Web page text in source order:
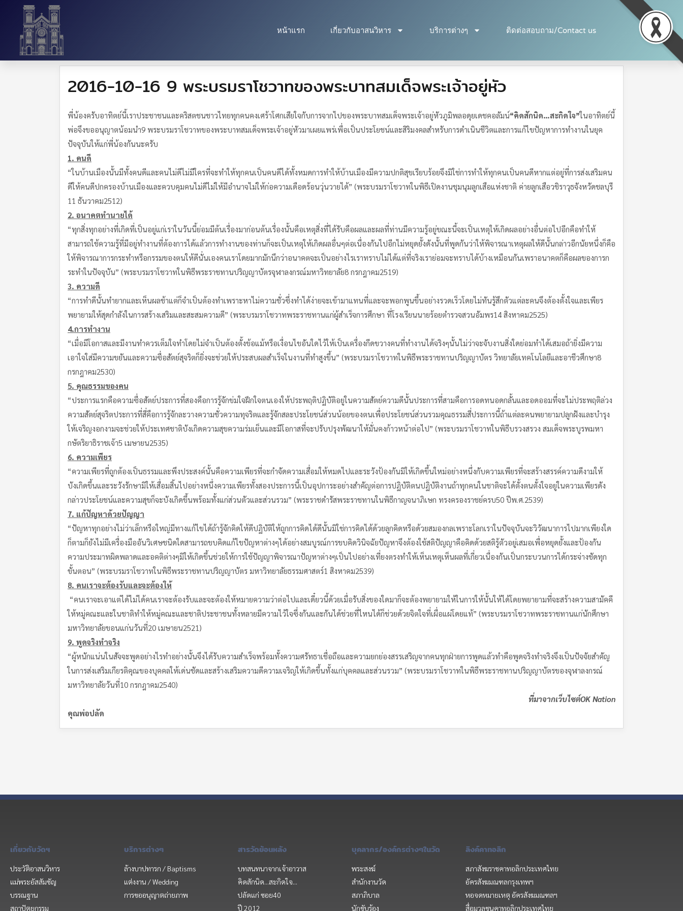
หน้าแรก เกี่ยวกับอาสนวิหาร บริการต่างๆ ติดต่อสอบถาม/Contact us
2016-10-16 9 พระบรมราโชวาทของพระบาทสมเด็จพระเจ้าอยู่หัว
พี่น้องครับอาทิตย์นี้เราประชาชนและคริสตชนชาวไทยทุกคนคงเศร้าโศกเสียใจกับการจากไปของพระบาทสมเด็จพระเจ้าอยู่หัวภูมิพลอดุยเดชคอลัมน์“คิดสักนิด…สะกิดใจ”ในอาทิตย์นี้
พ่อจึงขออนุญาตน้อมนำ9 พระบรมราโชวาทของพระบาทสมเด็จพระเจ้าอยู่หัวมาเผยแพร่เพื่อเป็นประโยชน์และสิริมงคลสำหรับการดำเนินชีวิตและการแก้ไขปัญหาการทำงานในยุค
ปัจจุบันให้แก่พี่น้องกันนะครับ
1. คนดี
“ในบ้านเมืองนั้นมีทั้งคนดีและคนไม่ดีไม่มีใครที่จะทำให้ทุกคนเป็นคนดีได้ทั้งหมดการทำให้บ้านเมืองมีความปกติสุขเรียบร้อยจึงมิใช่การทำให้ทุกคนเป็นคนดีหากแต่อยู่ที่การส่งเสริมคน
ดีให้คนดีปกครองบ้านเมืองและควบคุมคนไม่ดีไม่ให้มีอำนาจไม่ให้ก่อความเดือดร้อนวุ่นวายได้” (พระบรมราโชวาทในพิธีเปิดงานชุมนุมลูกเสือแห่งชาติ ค่ายลูกเสือวชิราวุธจังหวัดชลบุรี
11 ธันวาคม2512)
2. อนาคตทำนายได้
“ทุกสิ่งทุกอย่างที่เกิดที่เป็นอยู่แก่เราในวันนี้ย่อมมีต้นเรื่องมาก่อนต้นเรื่องนั้นคือเหตุสิ่งที่ได้รับคือผลและผลที่ท่านมีความรู้อยู่ขณะนี้จะเป็นเหตุให้เกิดผลอย่างอื่นต่อไปอีกคือทำให้
สามารถใช้ความรู้ที่มีอยู่ทำงานที่ต้องการได้แล้วการทำงานของท่านก็จะเป็นเหตุให้เกิดผลอื่นๆต่อเนื่องกันไปอีกไม่หยุดยั้งดังนั้นที่พูดกันว่าให้พิจารณาเหตุผลให้ดีนั้นกล่าวอีกนัยหนึ่งก็คือ
ให้พิจารณาการกระทำหรือกรรมของตนให้ดีนั่นเองคนเราโดยมากมักนึกว่าอนาคตจะเป็นอย่างไรเราทราบไม่ได้แต่ที่จริงเราย่อมจะทราบได้บ้างเหมือนกันเพราอนาคตก็คือผลของการก
ระทำในปัจจุบัน” (พระบรมราโชวาทในพิธีพระราชทานปริญญาบัตรจุฬาลงกรณ์มหาวิทยาลัย8 กรกฎาคม2519)
3. ความดี
“การทำดีนั้นทำยากและเห็นผลช้าแต่ก็จำเป็นต้องทำเพราะหาไม่ความชั่วซึ่งทำได้ง่ายจะเข้ามาแทนที่และจะพอกพูนขึ้นอย่างรวดเร็วโดยไม่ทันรู้สึกตัวแต่ละคนจึงต้องตั้งใจและเพียร
พยายามให้สุดกำลังในการสร้างเสริมและสะสมความดี” (พระบรมราโชวาทพระราชทานแก่ผู้สำเร็จการศึกษา ที่โรงเรียนนายร้อยตำรวจสวนอัมพร14 สิงหาคม2525)
4.การทำงาน
“เมื่อมีโอกาสและมีงานทำควรเต็มใจทำโดยไม่จำเป็นต้องตั้งข้อแม้หรือเงื่อนไขอันใดไว้ให้เป็นเครื่องกีดขวางคนที่ทำงานได้จริงๆนั้นไม่ว่าจะจับงานสิ่งใดย่อมทำได้เสมอถ้ายิ่งมีความ
เอาใจใส่มีความขยันและความซื่อสัตย์สุจริตก็ยิ่งจะช่วยให้ประสบผลสำเร็จในงานที่ทำสูงขึ้น” (พระบรมราโชวาทในพิธีพระราชทานปริญญาบัตร วิทยาลัยเทคโนโลยีและอาชีวศึกษา8
กรกฎาคม2530)
5. คุณธรรมของคน
“ประการแรกคือความซื่อสัตย์ประการที่สองคือการรู้จักข่มใจฝึกใจตนเองให้ประพฤติปฏิบัติอยู่ในความสัตย์ความดีนั้นประการที่สามคือการอดทนอดกลั้นและอดออมที่จะไม่ประพฤติล่วง
ความสัตย์สุจริตประการที่สี่คือการรู้จักละวางความชั่วความทุจริตและรู้จักสละประโยชน์ส่วนน้อยของตนเพื่อประโยชน์ส่วนรวมคุณธรรมสี่ประการนี้ถ้าแต่ละคนพยายามปลูกฝังและบำรุง
ให้เจริญงอกงามจะช่วยให้ประเทศชาติบังเกิดความสุขความร่มเย็นและมีโอกาสที่จะปรับปรุงพัฒนาให้มั่นคงก้าวหน้าต่อไป” (พระบรมราโชวาทในพิธีบรวงสรวง สมเด็จพระบูรพมหา
กษัตริยาธิราชเจ้า5 เมษายน2535)
6. ความเพียร
“ความเพียรที่ถูกต้องเป็นธรรมและพึงประสงค์นั้นคือความเพียรที่จะกำจัดความเสื่อมให้หมดไปและระวังป้องกันมิให้เกิดขึ้นใหม่อย่างหนึ่งกับความเพียรที่จะสร้างสรรค์ความดีงามให้
บังเกิดขึ้นและระวังรักษามิให้เสื่อมสิ้นไปอย่างหนึ่งความเพียรทั้งสองประการนี้เป็นอุปการะอย่างสำคัญต่อการปฏิบัติตนปฏิบัติงานถ้าทุกคนในชาติจะได้ตั้งตนตั้งใจอยู่ในความเพียรดัง
กล่าวประโยชน์และความสุขก็จะบังเกิดขึ้นพร้อมทั้งแก่ส่วนตัวและส่วนรวม” (พระราชดำรัสพระราชทานในพิธีกาญจนาภิเษก ทรงครองราชย์ครบ50 ปีพ.ศ.2539)
7. แก้ปัญหาด้วยปัญญา
“ปัญหาทุกอย่างไม่ว่าเล็กหรือใหญ่มีทางแก้ไขได้ถ้ารู้จักคิดให้ดีปฏิบัติให้ถูกการคิดได้ดีนั้นมิใช่การคิดได้ด้วยลูกคิดหรือด้วยสมองกลเพราะโลกเราในปัจจุบันจะวิวัฒนาการไปมากเพียงใด
ก็ตามก็ยังไม่มีเครื่องมืออันวิเศษชนิดใดสามารถขบคิดแก้ไขปัญหาต่างๆได้อย่างสมบูรณ์การขบคิดวินิจฉัยปัญหาจึงต้องใช้สติปัญญาคือคิดด้วยสติรู้ตัวอยู่เสมอเพื่อหยุดยั้งและป้องกัน
ความประมาทผิดพลาดและอคติต่างๆมิให้เกิดขึ้นช่วยให้การใช้ปัญญาพิจารณาปัญหาต่างๆเป็นไปอย่างเที่ยงตรงทำให้เห็นเหตุเห็นผลที่เกี่ยวเนื่องกันเป็นกระบวนการได้กระจ่างชัดทุก
ขั้นตอน” (พระบรมราโชวาทในพิธีพระราชทานปริญญาบัตร มหาวิทยาลัยธรรมศาสตร์1 สิงหาคม2539)
8. คนเราจะต้องรับและจะต้องให้
“คนเราจะเอาแต่ได้ไม่ได้คนเราจะต้องรับและจะต้องให้หมายความว่าต่อไปและเดี๋ยวนี้ด้วยเมื่อรับสิ่งของใดมาก็จะต้องพยายามให้ในการให้นั้นให้ได้โดยพยายามที่จะสร้างความสามัคคี
ให้หมู่คณะและในชาติทำให้หมู่คณะและชาติประชาชนทั้งหลายมีความไว้ใจซึ่งกันและกันได้ช่วยที่ไหนได้ก็ช่วยด้วยจิตใจที่เผื่อแผ่โดยแท้” (พระบรมราโชวาทพระราชทานแก่นักศึกษา
มหาวิทยาลัยขอนแก่นวันที่20 เมษายน2521)
9. พูดจริงทำจริง
“ผู้หนักแน่นในสัจจะพูดอย่างไรทำอย่างนั้นจึงได้รับความสำเร็จพร้อมทั้งความศรัทธาเชื่อถือและความยกย่องสรรเสริญจากคนทุกฝ่ายการพูดแล้วทำคือพูดจริงทำจริงจึงเป็นปัจจัยสำคัญ
ในการส่งเสริมเกียรติคุณของบุคคลให้เด่นชัดและสร้างเสริมความดีความเจริญให้เกิดขึ้นทั้งแก่บุคคลและส่วนรวม” (พระบรมราโชวาทในพิธีพระราชทานปริญญาบัตรของจุฬาลงกรณ์
มหาวิทยาลัยวันที่10 กรกฎาคม2540)
ที่มาจากเว็บไซต์OK Nation
คุณพ่อปลัด
เกี่ยวกับวัดฯ
ประวัติอาสนวิหาร
แม่พระอัสสัมชัญ
บรรณฐาน
สถาปัตยกรรม
บริการต่างๆ
ล้างบาปทารก / Baptisms
แต่งงาน / Wedding
การขออนุญาตถ่ายภาพ
สารวัดย้อนหลัง
บทสนทนาจากเจ้าอาวาส
คิดสักนิด...สะกิดใจ...
ปลัดแก่ ซอย40
ปี 2012
บุคลากร/องค์กรต่างๆในวัด
พระสงฆ์
สำนักงานวัด
สภาภิบาล
นักขับร้อง
ลิงค์คาทอลิก
สภาสังฆราชคาทอลิกประเทศไทย
อัครสังฆมณฑลกรุงเทพฯ
หอจดหมายเหตุ อัครสังฆมณฑลฯ
สื่อมวลชนคาทอลิกประเทศไทย